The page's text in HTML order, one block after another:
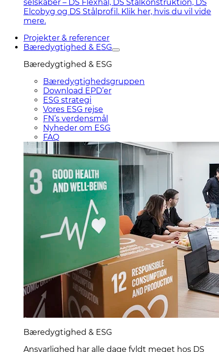
selskaber – DS Flexhal, DS Stålkonstruktion, DS
Elcobyg og DS Stålprofil. Klik her, hvis du vil vide
mere.
Projekter & referencer
Bæredygtighed & ESG
Bæredygtighed & ESG
Bæredygtighedsgruppen
Download EPD’er
ESG strategi
Vores ESG rejse
FN’s verdensmål
Nyheder om ESG
FAQ
Bæredygtighed & ESG
Ansvarlighed har alle dage fyldt meget hos DS